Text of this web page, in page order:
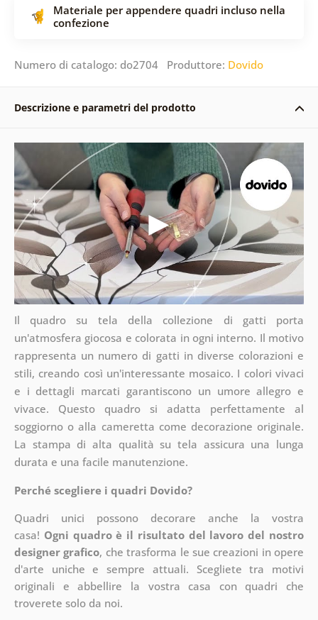
Materiale per appendere quadri incluso nella
confezione
Numero di catalogo: do2704 Produttore: Dovido
Descrizione e parametri del prodotto
Il quadro su tela della collezione di gatti porta
un'atmosfera giocosa e colorata in ogni interno. Il motivo
rappresenta un numero di gatti in diverse colorazioni e
stili, creando così un'interessante mosaico. I colori vivaci
e i dettagli marcati garantiscono un umore allegro e
vivace. Questo quadro si adatta perfettamente al
soggiorno o alla cameretta come decorazione originale.
La stampa di alta qualità su tela assicura una lunga
durata e una facile manutenzione.
Perché scegliere i quadri Dovido?
Quadri unici possono decorare anche la vostra
casa! Ogni quadro è il risultato del lavoro del nostro
designer grafico, chetrasforma le sue creazioni in opere
d'arte uniche e sempre attuali. Scegliete tra motivi
originali e abbellire la vostra casa con quadri che
troverete solo da noi.